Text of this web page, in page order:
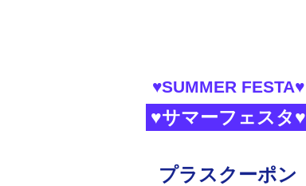
♥SUMMER FESTA♥
♥サマーフェスタ♥
プラスクーポン